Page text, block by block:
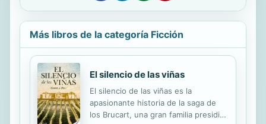
Más libros de la categoría Ficción
El silencio de las viñas
El silencio de las viñas es la
apasionante historia de la saga de
los Brucart, una gran familia presidida